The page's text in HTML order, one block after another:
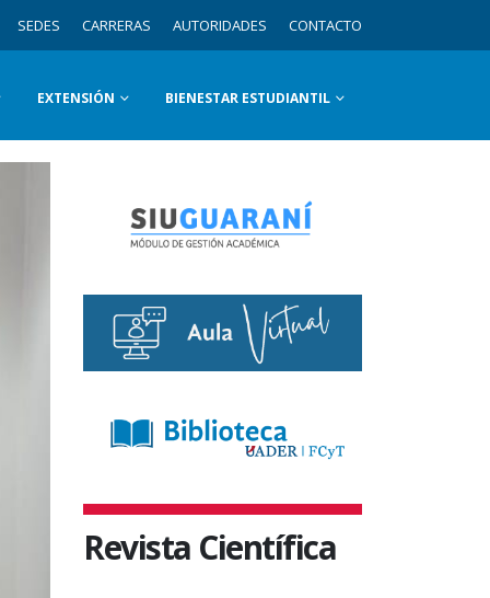
SEDES CARRERAS AUTORIDADES CONTACTO
EXTENSIÓN BIENESTAR ESTUDIANTIL
Revista Científica